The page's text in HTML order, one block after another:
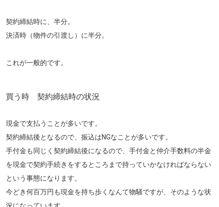
契約締結時に、半分。
決済時（物件の引渡し）に半分。
これが一般的です。
買う時 契約締結時の状況
現金で支払うことが多いです。
契約締結後となるので、振込はNGなことが多いです。
手付金も同じく契約締結後になるので、手付金と仲介手数料の半金
を現金で契約手続きをするところまで持っていかなければならない
という事態になります。
今どき何百万円も現金を持ち歩くなんて物騒ですが、そのような状